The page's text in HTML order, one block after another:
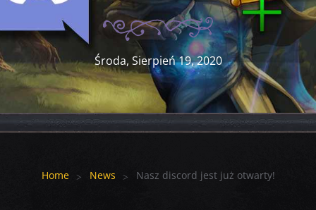
Środa, Sierpień 19, 2020
Home News Nasz discord jest już otwarty!